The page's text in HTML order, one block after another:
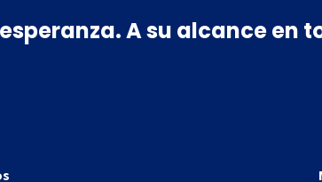
A su alcance en